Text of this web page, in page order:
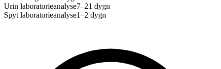
Urin laboratorieanalyse7–21 dygn
Spyt laboratorieanalyse1–2 dygn